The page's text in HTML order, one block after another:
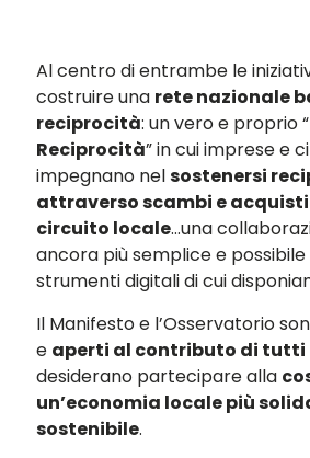
Al centro di entrambe le
costruire una rete nazionale
reciprocità: un vero e proprio “
Reciprocità” in cui imprese e
impegnano nelsostenersi
attraverso scambi e
circuito locale…una
ancora più semplice e possibile
strumenti digitali di cui
Il Manifesto e l’Osservatorio
e aperti al contributo di tutti
desiderano partecipare alla
un’economia locale più
sostenibile.